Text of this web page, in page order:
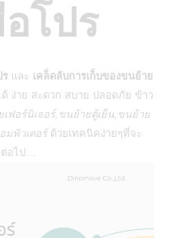
โปร
และ เคล็ดลับการเก็บของขนย้าย
ง่าย สะดวก สบาย ปลอดภัย ข้าว
เฟอร์นิเจอร์,ขนย้ายตู้เย็น,ขนย้าย
มพิวเตอร์ด้วยเทคนิคง่ายๆที่จะ
ต่อไป…